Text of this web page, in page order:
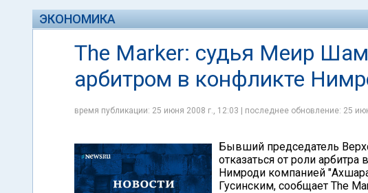
ЭКОНОМИКА
The Marker: судья Меир
арбитром в конфликте
время публикации: 25 июня 2008 г., 12:03 | последнее обновление: 25
Бывший председатель
отказаться от роли
Нимроди компанией
Гусинским, сообщает The